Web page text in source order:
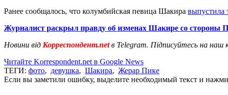
Ранее сообщалось, что колумбийская певица Шакира выпустила
Журналист раскрыл правду об изменах Шакире со стороны
Новини від Корреспондент.netв Telegram. Підписуйтесь на наш
Читайте Korrespondent.net в Google News
ТЕГИ: фото, девушка, Шакира, Жерар Пике
Если вы заметили ошибку, выделите необходимый текст и